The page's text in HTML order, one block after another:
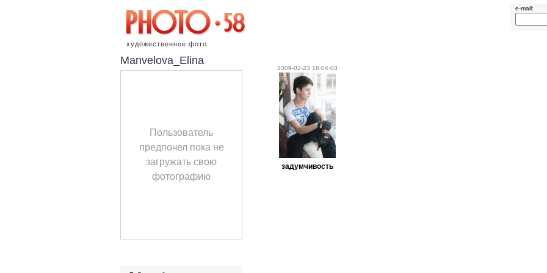
художественное фото
e-mail:
Manvelova_Elina
Пользователь
предпочел пока не
загружать свою
фотографию
2009-02-23 16:04:03
задумчивость